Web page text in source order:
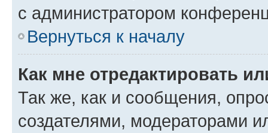
с администратором
Вернуться к началу
Как мне отредактировать
Так же, как и сообщения,
создателями, модераторами